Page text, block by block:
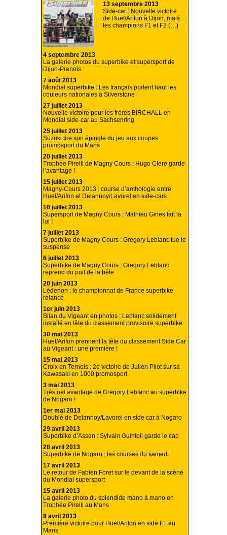
13 septembre 2013
Side-car : Nouvelle victoire
de Huet/Arifon à Dijon, mais
les champions F1 et F2 (…)
4 septembre 2013
La galerie photos du superbike et supersport de
Dijon-Prenois
7 août 2013
Mondial superbike : Les français portent haut les
couleurs nationales à Silverstone
27 juillet 2013
Nouvelle victoire pour les frères BIRCHALL en
Mondial side-car au Sachsenring
25 juillet 2013
Suzuki tire son épingle du jeu aux coupes
promosport du Mans
20 juillet 2013
Trophée Pirelli de Magny Cours : Hugo Clere garde
l’avantage !
15 juillet 2013
Magny-Cours 2013 : course d’anthologie entre
Huet/Arifon et Delannoy/Lavorel en side-cars
10 juillet 2013
Supersport de Magny Cours : Mathieu Gines fait la
loi !
7 juillet 2013
Superbike de Magny Cours : Gregory Leblanc tue le
suspense
6 juillet 2013
Superbike de Magny Cours : Gregory Leblanc
reprend du poil de la bête
20 juin 2013
Lédenon : le championnat de France superbike
relancé
1er juin 2013
Bilan du Vigeant en photos : Leblanc solidement
installé en tête du classement provisoire superbike
30 mai 2013
Huet/Arifon prennent la tête du classement Side Car
au Vigeant : une première !
15 mai 2013
Croix en Ternois : 2e victoire de Julien Pilot sur sa
Kawasaki en 1000 promosport
3 mai 2013
Très net avantage de Gregory Leblanc au superbike
de Nogaro !
1er mai 2013
Doublé de Delannoy/Lavorel en side car à Nogaro
29 avril 2013
Superbike d’Assen : Sylvain Guintoli garde le cap
28 avril 2013
Superbike de Nogaro : les courses du samedi.
17 avril 2013
Le retour de Fabien Foret sur le devant de la scène
du Mondial supersport
15 avril 2013
La galerie photo du splendide mano à mano en
Trophée Pirelli au Mans
8 avril 2013
Première victoire pour Huet/Arifon en side F1 au
Mans